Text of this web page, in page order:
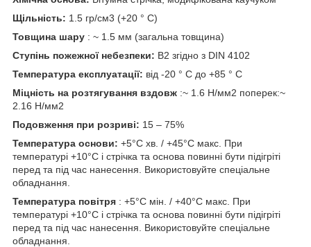
Щільність: 1.5 гр/см3 (+20 ° C)
Товщина шару : ~ 1.5 мм (загальна товщина)
Ступінь пожежної небезпеки: B2 згідно з DIN 4102
Температура експлуатації: від -20 ° C до +85 ° C
Міцність на розтягування вздовж :~ 1.6 Н/мм2 поперек:~
2.16 Н/мм2
Подовження при розриві: 15 – 75%
Температура основи: +5°C хв. / +45°C макс. При
температурі +10°C і стрічка та основа повинні бути підігріті
перед та під час нанесення. Використовуйте спеціальне
обладнання.
Температура повітря : +5°C мін. / +40°C макс. При
температурі +10°C і стрічка та основа повинні бути підігріті
перед та під час нанесення. Використовуйте спеціальне
обладнання.